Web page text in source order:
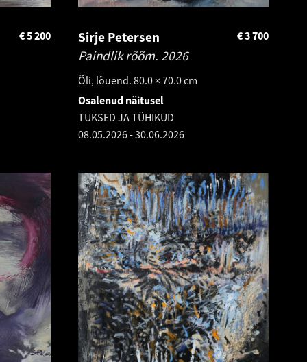
5 200
€
Sirje Petersen
Paindlik rõõm. 2026
Õli, lõuend. 80.0 × 70.0 cm
3 700
€
Osalenud näitusel
TUKSED JA TÜHIKUD
08.05.2026-30.06.2026